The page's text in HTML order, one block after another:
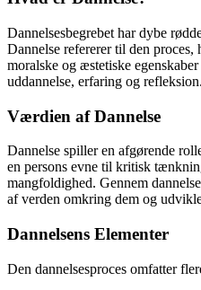
Dannelsesbegrebet har dybe
Dannelse refererer til den
moralske og æstetiske
uddannelse, erfaring og refleksion.
Værdien af Dannelse
Dannelse spiller en afgørende
en persons evne til kritisk
mangfoldighed. Gennem
af verden omkring dem og
Dannelsens Elementer
Den dannelsesproces omfatter